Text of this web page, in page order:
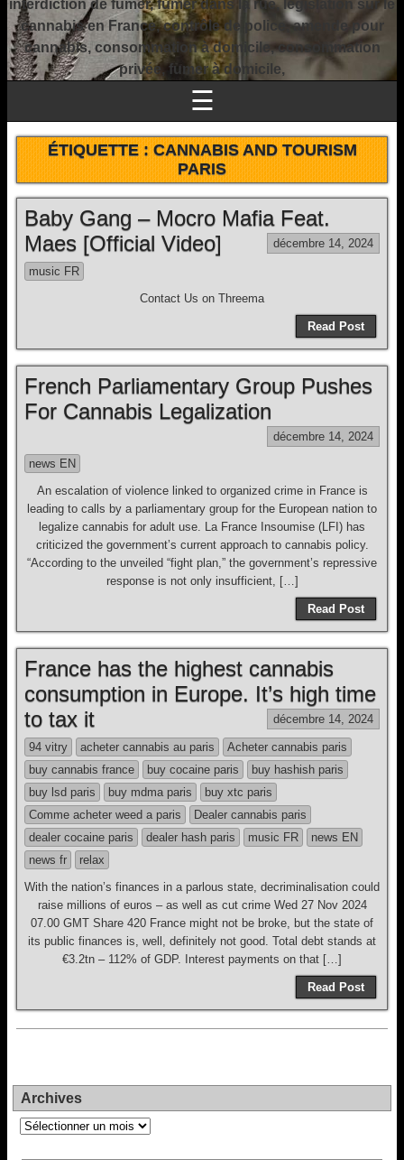
interdiction de fumer, fumer dans la rue, législation sur le
cannabis en France, contrôle de police, amende pour
cannabis, consommation à domicile, consommation
privée, fumer à domicile,
☰
ÉTIQUETTE :CANNABIS AND TOURISM
PARIS
Baby Gang – Mocro Mafia Feat.
Maes [Official Video]
décembre 14, 2024
music FR
Contact Us on Threema
Read Post
French Parliamentary Group Pushes
For Cannabis Legalization
décembre 14, 2024
news EN
An escalation of violence linked to organized crime in France is
leading to calls by a parliamentary group for the European nation to
legalize cannabis for adult use. La France Insoumise (LFI) has
criticized the government’s current approach to cannabis policy.
“According to the unveiled “fight plan,” the government’s repressive
response is not only insufficient, […]
Read Post
France has the highest cannabis
consumption in Europe. It’s high time
to tax it
décembre 14, 2024
94 vitry acheter cannabis au paris
Acheter cannabis paris
buy cannabis france
buy cocaine paris
buy hashish paris
buy lsd paris
buy mdma paris
buy xtc paris
Comme acheter weed a paris
Dealer cannabis paris
dealer cocaine paris
dealer hash paris music FR
news EN
news fr
relax
With the nation’s finances in a parlous state, decriminalisation could
raise millions of euros – as well as cut crime Wed 27 Nov 2024
07.00 GMT Share 420 France might not be broke, but the state of
its public finances is, well, definitely not good. Total debt stands at
€3.2tn – 112% of GDP. Interest payments on that […]
Read Post
Archives
Archives